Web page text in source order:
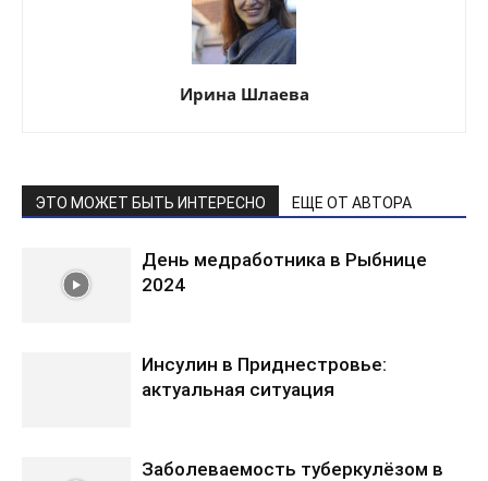
Ирина Шлаева
ЭТО МОЖЕТ БЫТЬ ИНТЕРЕСНО ЕЩЕ ОТ АВТОРА
День медработника в Рыбнице
2024
Инсулин в Приднестровье:
актуальная ситуация
Заболеваемость туберкулёзом в